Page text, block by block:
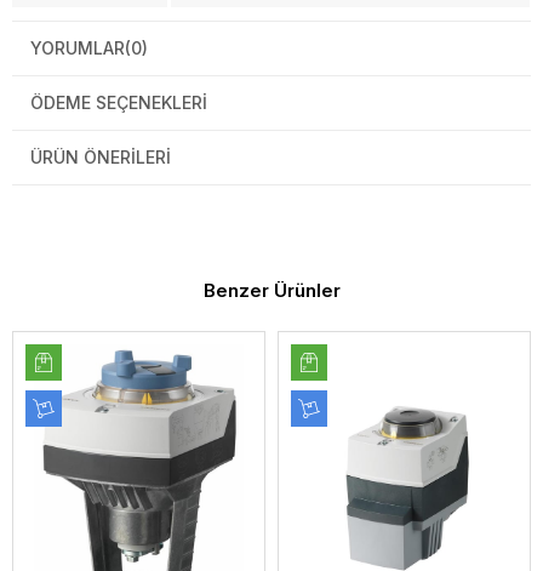
YORUMLAR(0)
ÖDEME SEÇENEKLERI
ÜRÜN ÖNERILERI
Benzer Ürünler